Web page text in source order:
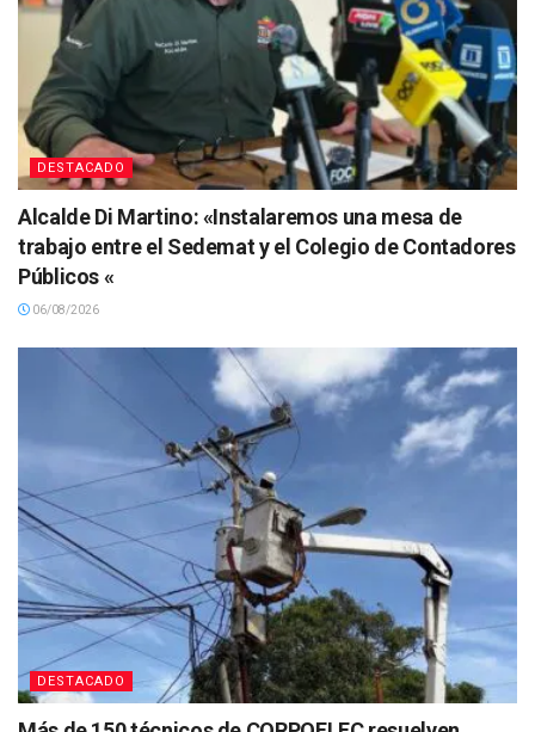
DESTACADO
Alcalde Di Martino: «Instalaremos una mesa de
trabajo entre el Sedemat y el Colegio de Contadores
Públicos «
06/08/2026
DESTACADO